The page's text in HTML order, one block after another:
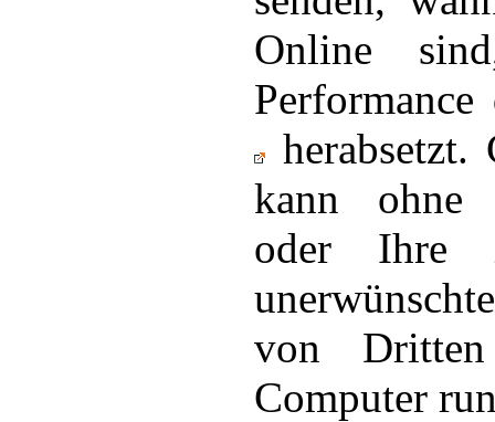
Online
kann ohne
oder Ihre
von
Computer